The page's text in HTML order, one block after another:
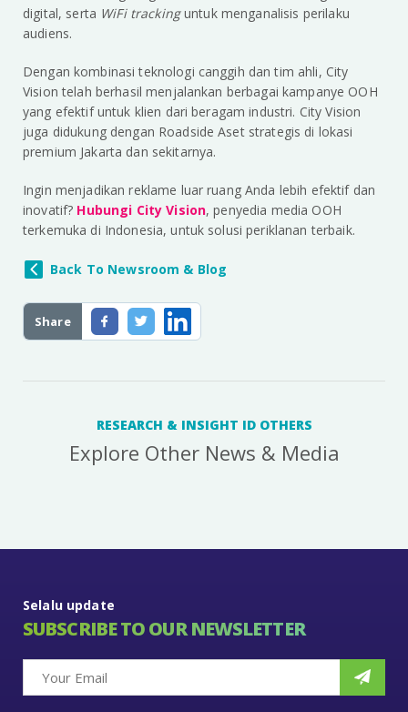
Share
digital, serta WiFi trackinguntuk menganalisis perilaku
audiens.
Dengan kombinasi teknologi canggih dan tim ahli, City
Vision telah berhasil menjalankan berbagai kampanye OOH
yang efektif untuk klien dari beragam industri. City Vision
juga didukung dengan Roadside Aset strategis di lokasi
premium Jakarta dan sekitarnya.
Ingin menjadikan reklame luar ruang Anda lebih efektif dan
inovatif? Hubungi City Vision, penyedia media OOH
terkemuka di Indonesia, untuk solusi periklanan terbaik.
Back To Newsroom & Blog
RESEARCH & INSIGHT ID OTHERS
Explore Other News & Media
Selalu update
SUBSCRIBE TO OUR NEWSLETTER